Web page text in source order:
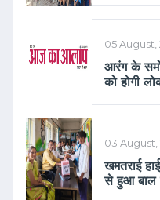
05 August,
आरंग के
को होगी
03 August,
खमतराई
से हुआ बाल